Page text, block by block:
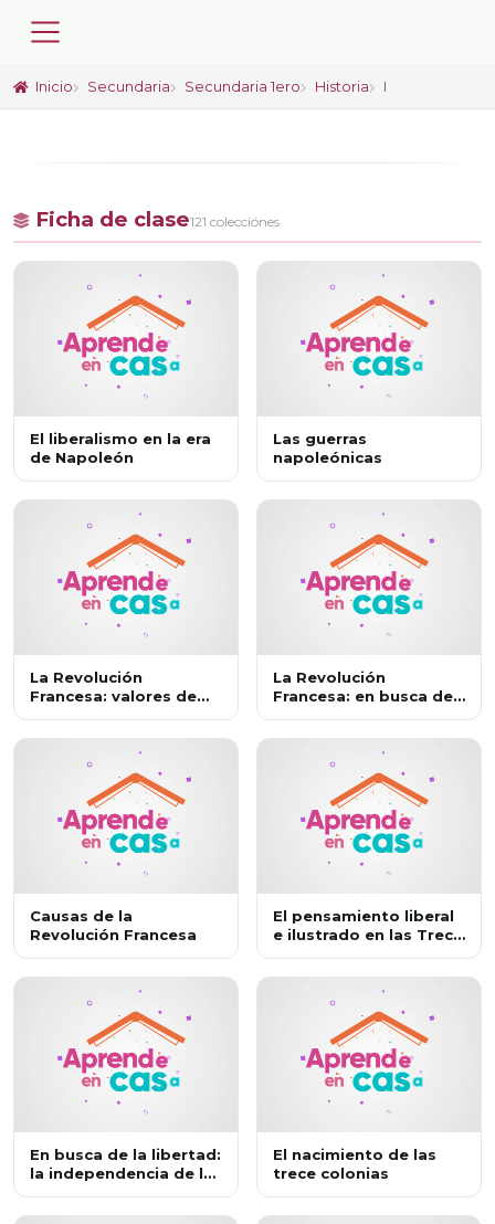
Inicio Secundaria Secundaria 1ero Historia I
Ficha de clase121 colecciónes
El liberalismo en la era
de Napoleón
Las guerras
napoleónicas
La Revolución
Francesa: valores de
La Revolución
Francesa: en busca de
Causas de la
Revolución Francesa
El pensamiento liberal
e ilustrado en las Trece
En busca de la libertad:
la independencia de las
El nacimiento de las
trece colonias